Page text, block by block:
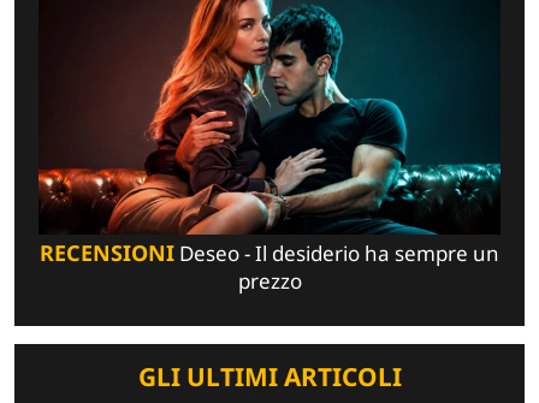
RECENSIONI Deseo - Il desiderio ha sempre un
prezzo
GLI ULTIMI ARTICOLI